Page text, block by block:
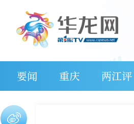
要闻 重庆 两江评